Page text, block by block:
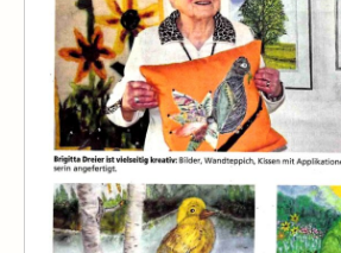
WLZ
27.
04.
Zu
jeder
Geschichte
ein
Bild